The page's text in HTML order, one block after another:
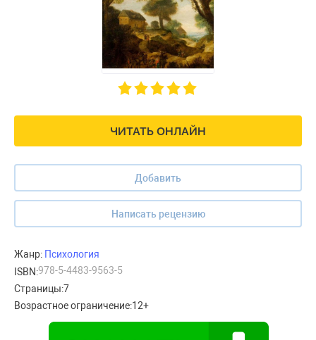
ЧИТАТЬ ОНЛАЙН
Добавить
Написать рецензию
Жанр: Психология
ISBN:978-5-4483-9563-5
Страницы:7
Возрастное ограничение:12+